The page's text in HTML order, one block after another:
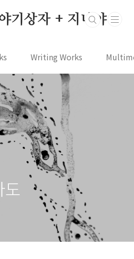
기상자 + 지니야
Writing Works